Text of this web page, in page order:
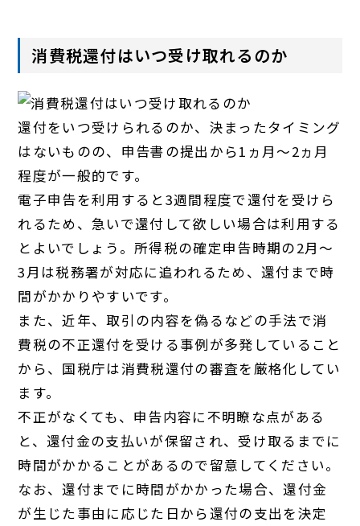
消費税還付はいつ受け取れるのか
還付をいつ受けられるのか、決まったタイミング
はないものの、申告書の提出から1ヵ月～2ヵ月
程度が一般的です。
電子申告を利用すると3週間程度で還付を受けら
れるため、急いで還付して欲しい場合は利用する
とよいでしょう。所得税の確定申告時期の2月～
3月は税務署が対応に追われるため、還付まで時
間がかかりやすいです。
また、近年、取引の内容を偽るなどの手法で消
費税の不正還付を受ける事例が多発していること
から、国税庁は消費税還付の審査を厳格化してい
ます。
不正がなくても、申告内容に不明瞭な点がある
と、還付金の支払いが保留され、受け取るまでに
時間がかかることがあるので留意してください。
なお、還付までに時間がかかった場合、還付金
が生じた事由に応じた日から還付の支出を決定